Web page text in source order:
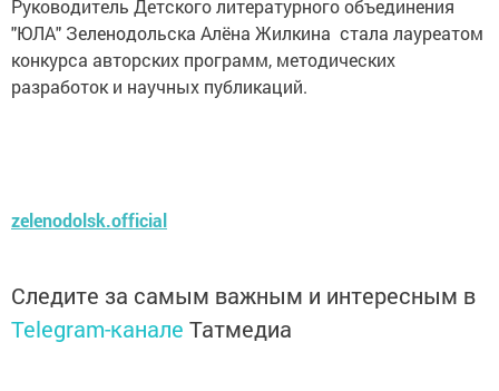
Руководитель Детского литературного объединения
"ЮЛА" Зеленодольска Алёна Жилкина стала лауреатом
конкурса авторских программ, методических
разработок и научных публикаций.
zelenodolsk.official
Следите за самым важным и интересным в
Telegram-канале Татмедиа